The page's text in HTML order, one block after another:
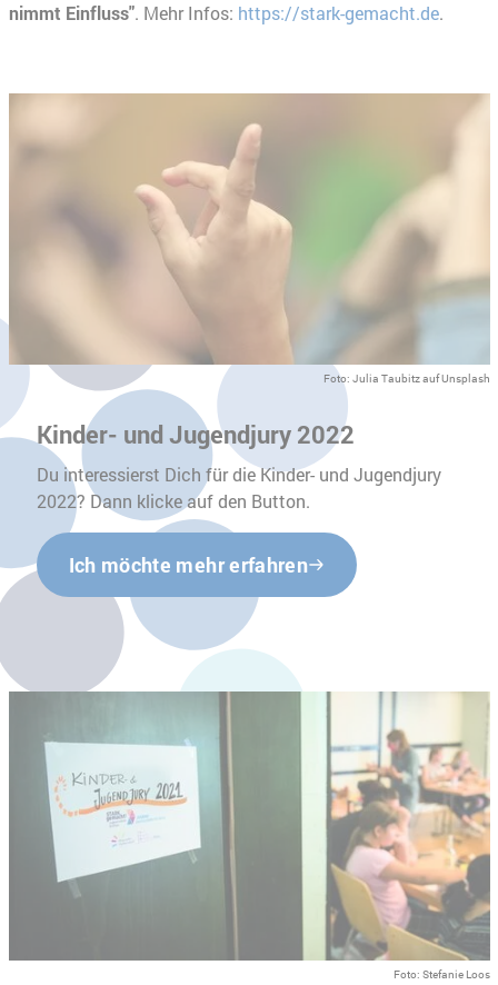
nimmt Einfluss". Mehr Infos: https://stark-gemacht.de.
Foto: Julia Taubitz auf Unsplash
Kinder- und Jugendjury 2022
Du interessierst Dich für die Kinder- und Jugendjury
2022? Dann klicke auf den Button.
Ich möchte mehr erfahren
Foto: Stefanie Loos